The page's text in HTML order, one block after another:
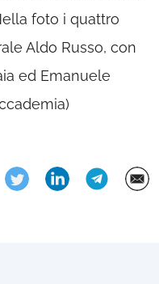
foto i quattro
Aldo Russo, con
ed Emanuele